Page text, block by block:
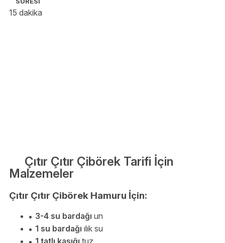
15 dakika
Çıtır Çıtır Çibörek Tarifi İçin
Malzemeler
Çıtır Çıtır Çibörek Hamuru İçin:
3-4 su bardağı un
1 su bardağı ılık su
1 tatlı kaşığı tuz